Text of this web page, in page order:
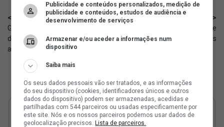
< Anterior
Globo Esporte RJ destaca duelo
do Vasco contra o Athletico-PR
amanhã (09)
Próximo >
Beach Soccer: Vasco vence e
está na final da Libertadores
Publicidade e conteúdos personalizados, medição de
publicidade e conteúdos, estudos de audiência e
desenvolvimento de serviços
Armazenar e/ou aceder a informações num
dispositivo
Saiba mais
Os seus dados pessoais vão ser tratados, e as informações
do seu dispositivo (cookies, identificadores únicos e outros
dados do dispositivo) podem ser armazenadas, acedidas e
partilhadas com 544 parceiros ou usadas especificamente por
este site. Nós e os nossos parceiros podemos usar dados de
geolocalização precisos.Lista de parceiros.